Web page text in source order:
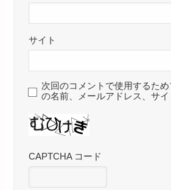
サイト
次回のコメントで使用するた
の名前、メールアドレス、サイ
CAPTCHA コード